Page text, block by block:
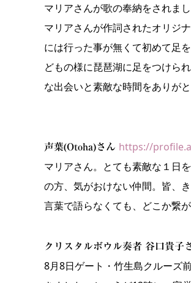
マリアさんが歌の奉納をされま
マリアさんが作詞されたオリジ
には行った事が無くて初めて足
どもの様に琵琶湖に足をつけら
な出会いと素敵な時間をありが
声葉(Otoha)さん https://
マリアさん。とても素敵な１日
の方、気がおけない仲間。皆、
言葉で語らなくても、どこか繋
クリスタルボウル奏者 谷口貴子
8月8日ゲート・竹生島クルーズ